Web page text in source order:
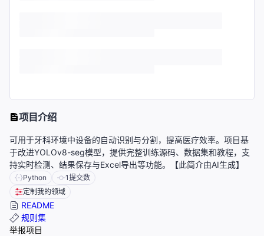
项目介绍
可用于牙科环境中设备的自动识别与分割，提高医疗效率。项目基
于改进YOLOv8-seg模型，提供完整训练源码、数据集和教程，支
持实时检测、结果保存与Excel导出等功能。【此简介由AI生成】
Python 1提交数
定制我的领域
README
规则集
举报项目